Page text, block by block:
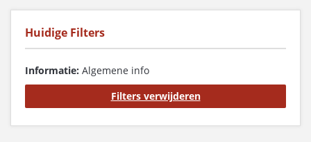
Huidige Filters
Informatie: Algemene info
Filters verwijderen